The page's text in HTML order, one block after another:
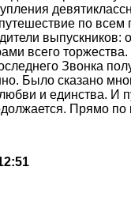
по всем
всего торжества.
Звонка
Было сказано
и единства. И
Прямо по